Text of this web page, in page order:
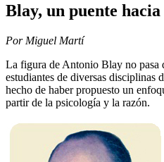
Blay, un puente
Por Miguel Martí
La figura de Antonio Blay no pasa
estudiantes de diversas disciplinas
hecho de haber propuesto un
partir de la psicología y la razón.